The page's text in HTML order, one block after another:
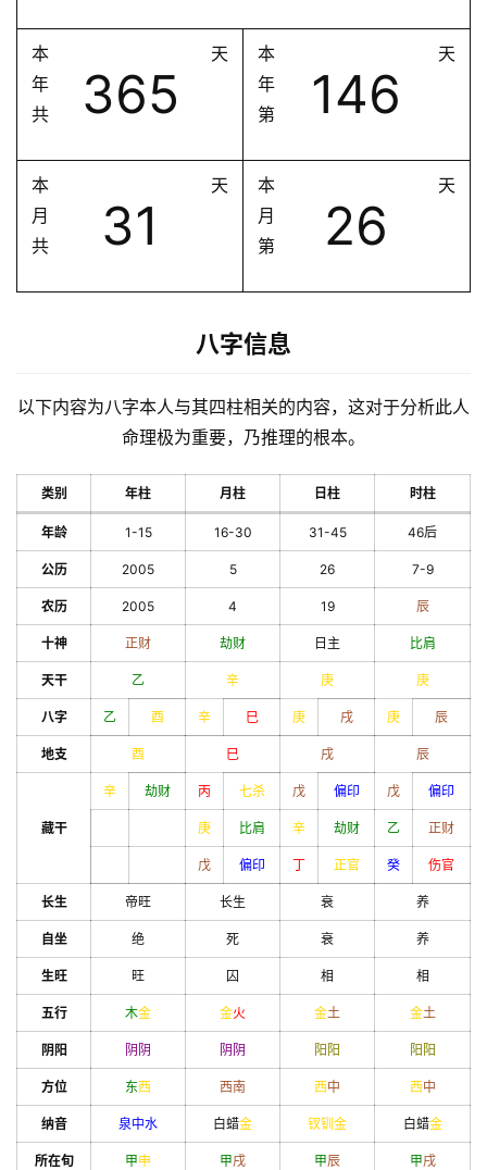
本
年
共
365
天
本
年
第
146
天
本
月
共
31
天
本
月
第
26
天
八字信息
以下内容为八字本人与其四柱相关的内容，这对于分析此人
命理极为重要，乃推理的根本。
类别 年柱 月柱 日柱 时柱
年龄 1-15 16-30 31-45 46后
公历 2005 5 26 7-9
农历 2005 4 19 辰
十神 正财 劫财 日主 比肩
天干 乙 辛 庚 庚
八字 乙 酉 辛 巳 庚 戌 庚 辰
地支 酉 巳 戌 辰
藏干
辛 劫财 丙 七杀 戊 偏印 戊 偏印
庚 比肩 辛 劫财 乙 正财
戊 偏印 丁 正官 癸 伤官
长生 帝旺 长生 衰 养
自坐 绝 死 衰 养
生旺 旺 囚 相 相
五行 木金 金火 金土 金土
阴阳 阴 阴 阴 阴 阳 阳 阳 阳
方位 东西 西南 西中 西中
纳音 泉中水 白蜡金 钗钏金 白蜡金
所在旬 甲申 甲戌 甲辰 甲戌